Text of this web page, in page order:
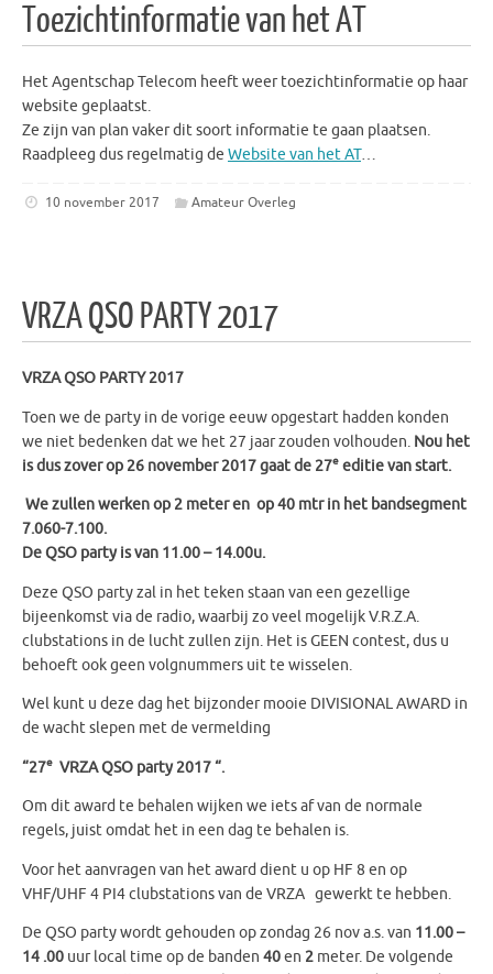
Toezichtinformatie van het AT
Het Agentschap Telecom heeft weer toezichtinformatie op haar
website geplaatst.
Ze zijn van plan vaker dit soort informatie te gaan plaatsen.
Raadpleeg dus regelmatig de Website van het AT…
10 november 2017 Amateur Overleg
VRZA QSO PARTY 2017
VRZA QSO PARTY 2017
Toen we de party in de vorige eeuw opgestart hadden konden
we niet bedenken dat we het 27 jaar zouden volhouden. Nou het
is dus zover op 26 november 2017 gaat de 27e editie van start.
We zullen werken op 2 meter en op 40 mtr in het bandsegment
7.060-7.100.
De QSO party is van 11.00 – 14.00u.
Deze QSO party zal in het teken staan van een gezellige
bijeenkomst via de radio, waarbij zo veel mogelijk V.R.Z.A.
clubstations in de lucht zullen zijn. Het is GEEN contest, dus u
behoeft ook geen volgnummers uit te wisselen.
Wel kunt u deze dag het bijzonder mooie DIVISIONAL AWARD in
de wacht slepen met de vermelding
“27e VRZA QSO party 2017 “.
Om dit award te behalen wijken we iets af van de normale
regels, juist omdat het in een dag te behalen is.
Voor het aanvragen van het award dient u op HF 8 en op
VHF/UHF 4 PI4 clubstations van de VRZA gewerkt te hebben.
De QSO party wordt gehouden op zondag 26 nov a.s. van 11.00 –
14 .00 uur local time op de banden 40en 2 meter. De volgende